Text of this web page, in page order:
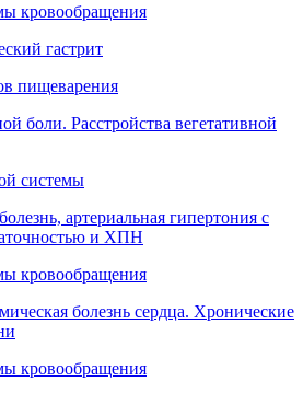
кровообращения
гастрит
пищеварения
боли. Расстройства вегетативной
системы
артериальная гипертония с
и ХПН
кровообращения
болезнь сердца. Хронические
кровообращения